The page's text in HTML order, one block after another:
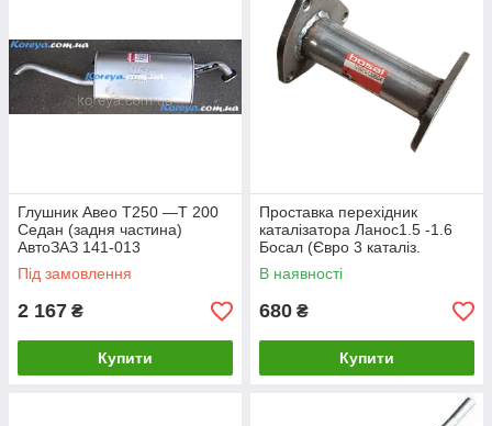
Глушник Авео T250 —T 200
Седан (задня частина)
АвтоЗАЗ 141-013
Під замовлення
2 167 ₴
Купити
Проставка перехідник
каталізатора Ланос1.5 -1.6
Босал (Євро 3 каталіз.
вертикальний) — TF69Y0-
1206024
В наявності
680 ₴
Купити